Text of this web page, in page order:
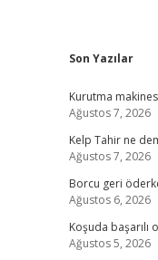
Son Yazılar
Kurutma
Ağustos 7, 2026
Kelp Tahir ne
Ağustos 7, 2026
Borcu geri
Ağustos 6, 2026
Koşuda başarılı
Ağustos 5, 2026